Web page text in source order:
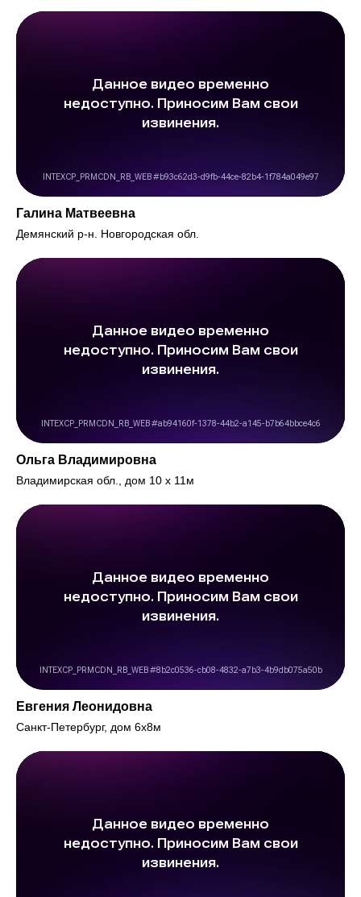
Галина Матвеевна
Демянский р-н. Новгородская обл.
Ольга Владимировна
Владимирская обл., дом 10 х 11м
Евгения Леонидовна
Санкт-Петербург, дом 6х8м